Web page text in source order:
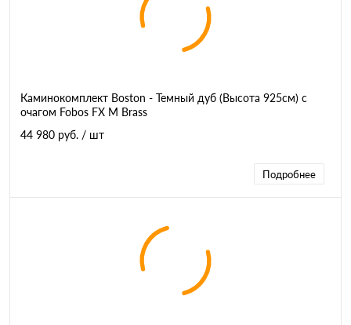
Каминокомплект Boston - Темный дуб (Высота 925см) с
очагом Fobos FX M Brass
44 980 руб. / шт
Подробнее